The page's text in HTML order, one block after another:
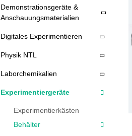
Demonstrationsgeräte &
Anschauungsmaterialien
Digitales Experimentieren
Physik NTL
Laborchemikalien
Experimentiergeräte
Experimentierkästen
Behälter